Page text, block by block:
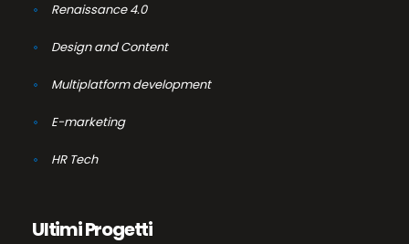
Renaissance 4.0
Design and Content
Multiplatform development
E-marketing
HR Tech
Ultimi Progetti